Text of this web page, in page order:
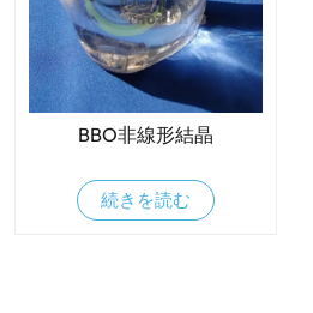
BBO非線形結晶
続きを読む